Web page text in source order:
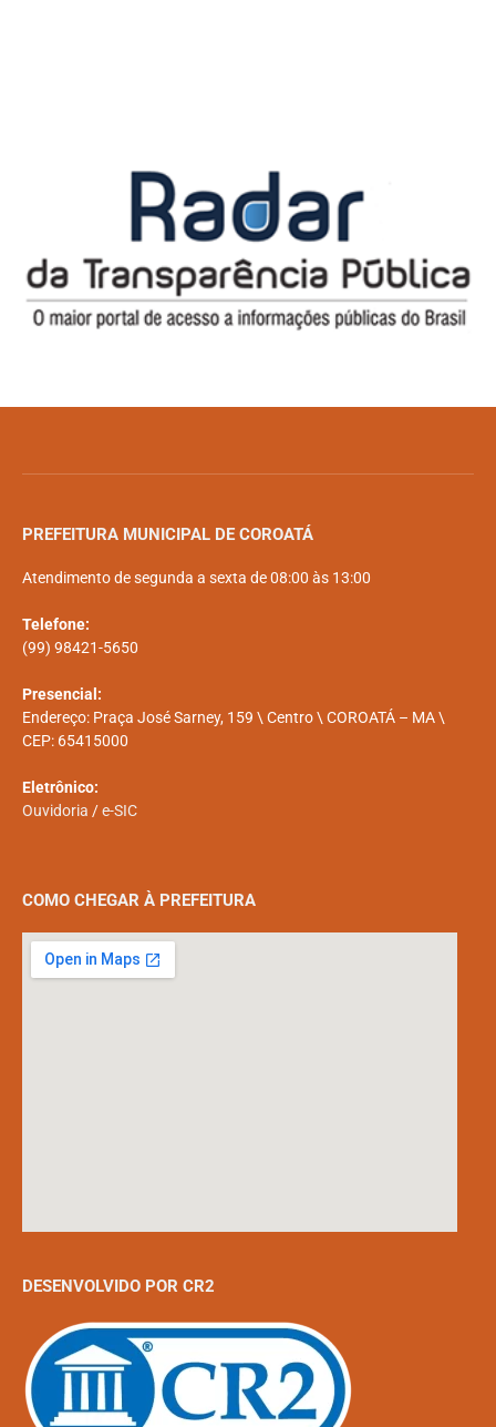
PREFEITURA MUNICIPAL DE COROATÁ
Atendimento de segunda a sexta de 08:00 às 13:00
Telefone:
(99) 98421-5650
Presencial:
Endereço: Praça José Sarney, 159 \ Centro \ COROATÁ – MA \
CEP: 65415000
Eletrônico:
Ouvidoria /e-SIC
COMO CHEGAR À PREFEITURA
DESENVOLVIDO POR CR2